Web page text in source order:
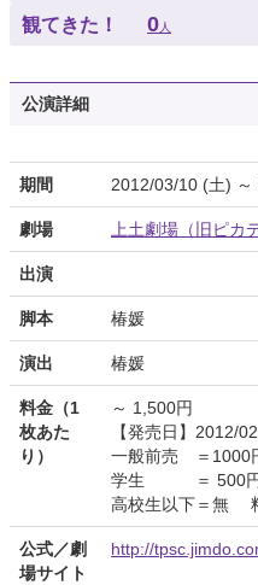
観てきた！ 0人
公演詳細
期間 2012/03/10 (土)
劇場 上土劇場（旧ピカ
出演
脚本 椿媛
演出 椿媛
料金（1
枚あた
り）
～ 1,500円
【発売日】2012/
一般前売 ＝
学生 ＝ 500
高校生以下＝無
公式／劇
場サイト
http://